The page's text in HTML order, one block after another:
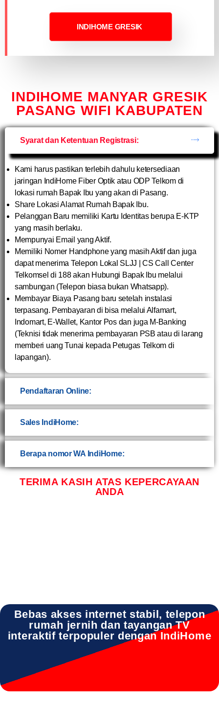
INDIHOME GRESIK
INDIHOME MANYAR GRESIK
PASANG WIFI KABUPATEN
Syarat dan Ketentuan Registrasi:
Kami harus pastikan terlebih dahulu ketersediaan
jaringan IndiHome Fiber Optik atau ODP Telkom di
lokasi rumah Bapak Ibu yang akan di Pasang.
Share Lokasi Alamat Rumah Bapak Ibu.
Pelanggan Baru memiliki Kartu Identitas berupa E-KTP
yang masih berlaku.
Mempunyai Email yang Aktif.
Memiliki Nomer Handphone yang masih Aktif dan juga
dapat menerima Telepon Lokal SLJJ | CS Call Center
Telkomsel di 188 akan Hubungi Bapak Ibu melalui
sambungan (Telepon biasa bukan Whatsapp).
Membayar Biaya Pasang baru setelah instalasi
terpasang. Pembayaran di bisa melalui Alfamart,
Indomart, E-Wallet, Kantor Pos dan juga M-Banking
(Teknisi tidak menerima pembayaran PSB atau di larang
memberi uang Tunai kepada Petugas Telkom di
lapangan).
Pendaftaran Online:
Sales IndiHome:
Berapa nomor WA IndiHome:
TERIMA KASIH ATAS KEPERCAYAAN
ANDA
Bebas akses internet stabil, telepon
rumah jernih dan tayangan TV
interaktif terpopuler dengan IndiHome